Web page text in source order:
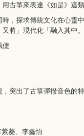
古箏來表達《如是》這
，探求傳統文化在心靈
將」現代化「融入其中
倢
突出了古箏彈撥音色的
菱、李鑫怡